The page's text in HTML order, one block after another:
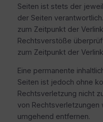
Seiten ist stets der
der Seiten
zum Zeitpunkt der
Rechtsverstöße
zum Zeitpunkt der
Eine permanente
Seiten ist jedoch ohne
Rechtsverletzung nicht
von
umgehend entfernen.